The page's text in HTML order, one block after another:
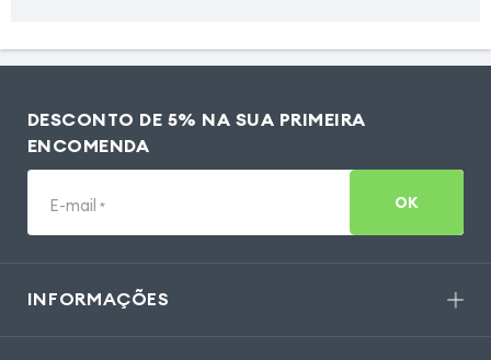
DESCONTO DE 5% NA SUA PRIMEIRA
ENCOMENDA
E-mail * OK
INFORMAÇÕES